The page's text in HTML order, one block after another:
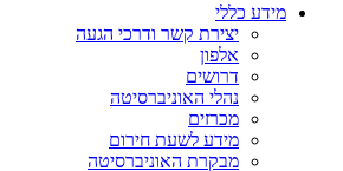
מידע כללי
יצירת קשר ודרכי הגעה
אלפון
דרושים
נהלי האוניברסיטה
מכרזים
מידע לשעת חירום
מבקרת האוניברסיטה